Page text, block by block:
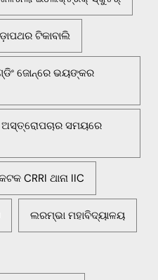
ଟିକାବାଲି
ଜୋନ୍‌ରେ ଭୟଙ୍କର
ଅସ୍ତ୍ରୋପଚାର ସମୟରେ
CRRI ଥାନା IIC
ଲରମ୍ଭା ମହାବିଦ୍ୟାଳୟ